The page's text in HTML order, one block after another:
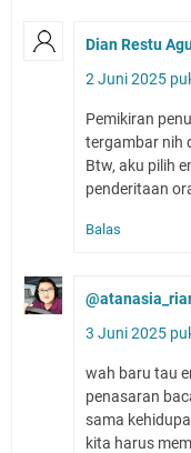
Dian Restu
2 Juni 2025
Pemikiran
tergambar nih
Btw, aku pilih
penderitaan
Balas
3 Juni 2025
wah baru tau
penasaran
sama
kita harus